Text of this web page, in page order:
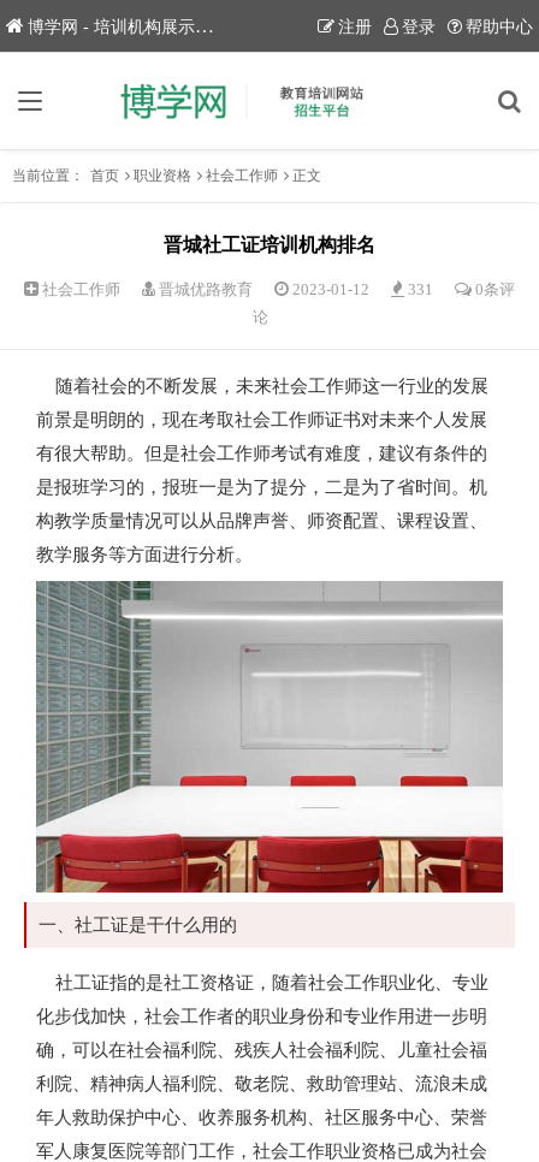
博学网 - 培训机构展示平台！ 注册 登录 帮助中心
当前位置： 首页 职业资格 社会工作师 正文
晋城社工证培训机构排名
社会工作师 晋城优路教育 2023-01-12 331
0条评
论
随着社会的不断发展，未来社会工作师这一行业的发展
前景是明朗的，现在考取社会工作师证书对未来个人发展
有很大帮助。但是社会工作师考试有难度，建议有条件的
是报班学习的，报班一是为了提分，二是为了省时间。机
构教学质量情况可以从品牌声誉、师资配置、课程设置、
教学服务等方面进行分析。
一、社工证是干什么用的
社工证指的是社工资格证，随着社会工作职业化、专业
化步伐加快，社会工作者的职业身份和专业作用进一步明
确，可以在社会福利院、残疾人社会福利院、儿童社会福
利院、精神病人福利院、敬老院、救助管理站、流浪未成
年人救助保护中心、收养服务机构、社区服务中心、荣誉
军人康复医院等部门工作，社会工作职业资格已成为社会